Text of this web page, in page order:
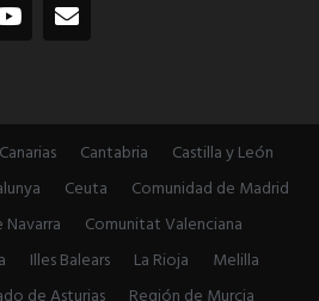
Canarias Cantabria
Castilla y León
Ceuta
Comunidad de Madrid
Comunitat Valenciana
Illes Balears La Rioja
Melilla